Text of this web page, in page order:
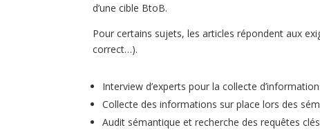
d’une cible BtoB.
Pour certains sujets, les articles répondent aux
correct…).
Interview d’experts pour la collecte
Collecte des informations sur place lors des
Audit sémantique et recherche des requêtes